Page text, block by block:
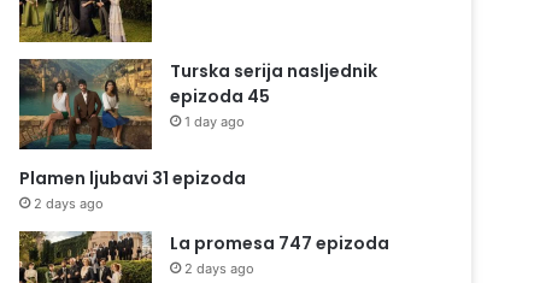
Turska serija nasljednik
epizoda 45
1 day ago
Plamen ljubavi 31 epizoda
2 days ago
La promesa 747 epizoda
2 days ago